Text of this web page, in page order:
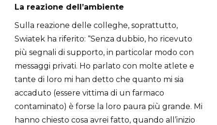
La reazione dell’ambiente
Sulla reazione delle colleghe, soprattutto,
Swiatek ha riferito: “Senza dubbio, ho ricevuto
più segnali di supporto, in particolar modo con
messaggi privati. Ho parlato con molte atlete e
tante di loro mi han detto che quanto mi sia
accaduto (essere vittima di un farmaco
contaminato) è forse la loro paura più grande. Mi
hanno chiesto cosa avrei fatto, quando all’inizio